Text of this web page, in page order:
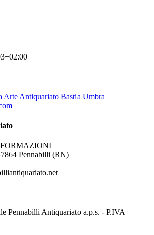
Antiquariato Bastia Umbra
Pennabilli (RN)
Pennabilli Antiquariato a.p.s. - P.IVA